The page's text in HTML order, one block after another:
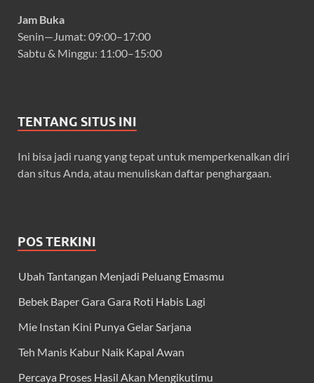
Jam Buka
Senin—Jumat: 09:00–17:00
Sabtu & Minggu: 11:00–15:00
TENTANG SITUS INI
Ini bisa jadi ruang yang tepat untuk memperkenalkan diri
dan situs Anda, atau menuliskan daftar penghargaan.
POS TERKINI
Ubah Tantangan Menjadi Peluang Emasmu
Bebek Baper Gara Gara Roti Habis Lagi
Mie Instan Kini Punya Gelar Sarjana
Teh Manis Kabur Naik Kapal Awan
Percaya Proses Hasil Akan Mengikutimu